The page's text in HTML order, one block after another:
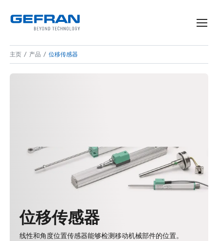
主页 产品 位移传感器
位移传感器
线性和角度位置传感器能够检测移动机械部件的位置。